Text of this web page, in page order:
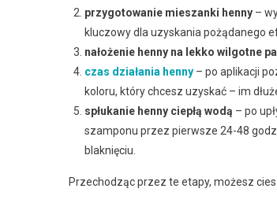
przygotowanie mieszanki henny –
kluczowy dla uzyskania pożądanego
nałożenie henny na lekko wilgotne
czas działania henny – po aplikacji
koloru, który chcesz uzyskać – im
spłukanie henny ciepłą wodą – po
szamponu przez pierwsze 24-48
blaknięciu.
Przechodząc przez te etapy, możesz